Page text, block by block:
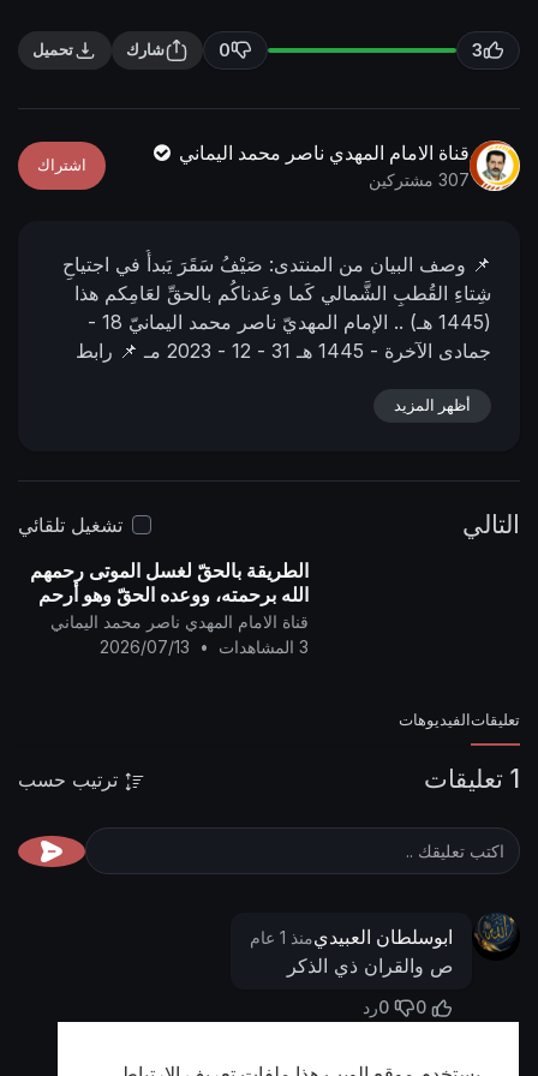
g
u
l
c
3
0 شارك تحميل
قناة الامام المهدي ناصر محمد اليماني
307 مشتركين
اشتراك
📌 وصف البیان من المنتدى: صَيْفُ سَقَرَ يَبدأُ في اجتياحِ
شِتاءِ القُطبِ الشَّمالي كَما وعَدناكُم بالحقِّ لعَامِكم هذا
(1445 هـ) ..
الإمام المهديّ ناصر محمد اليمانيّ
18 -
جمادى الآخرة - 1445 هـ
31 - 12 - 2023 مـ
📌 رابط
alyamani.or....g/showthread.php?p=4
أظهر المزيد
التالي
تشغيل تلقائي
الطريقة بالحقّ لغسل الموتى رحمهم
الله برحمته، ووعده الحقّ وهو أرحم
الراحمين ..
قناة الامام المهدي ناصر محمد اليماني
3 المشاهدات
•
2026/07/13
تعليقات الفيديوهات
1 تعليقات ترتيب حسب
ابوسلطان العبيديمنذ 1 عام
ص والقران ذي الذكر
0
0رد